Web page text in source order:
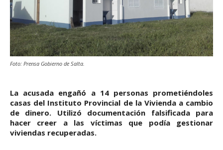
Foto: Prensa Gobierno de Salta.
La acusada engañó a 14 personas prometiéndoles
casas del Instituto Provincial de la Vivienda a cambio
de dinero. Utilizó documentación falsificada para
hacer creer a las víctimas que podía gestionar
viviendas recuperadas.